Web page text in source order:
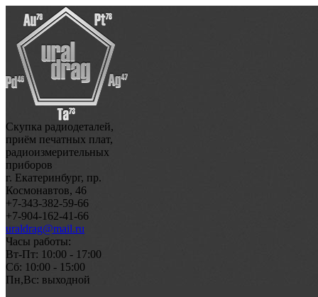
Скупка радиодеталей,
приём печатных плат,
радиоизмерительных
приборов
г. Екатеринбург, пр.
Космонавтов, 46
+7-343-382-59-66
+7-904-162-41-66
uraldrag@mail.ru
Часы работы:
Вт-Пт: 10:00 - 17:00
Сб: 10:00 - 15:00
Пн,Вс: выходной